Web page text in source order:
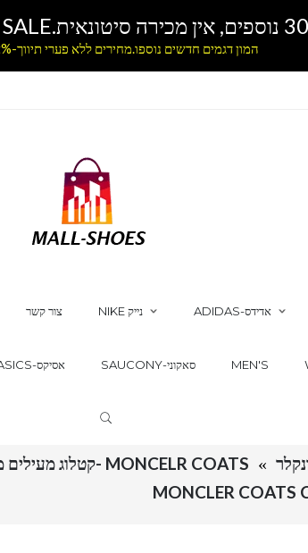
צור קשר NIKE נייק ADIDAS-אדידס
ASICS-אסיקס SAUCONY-סאקוני MEN'S
MONCELR COATS -קטלוג מעילים מונקלר
MONCLER COATS
המון דגמים חדשים נוספו.מחירים ללא פערי תיווך-%Big Discount